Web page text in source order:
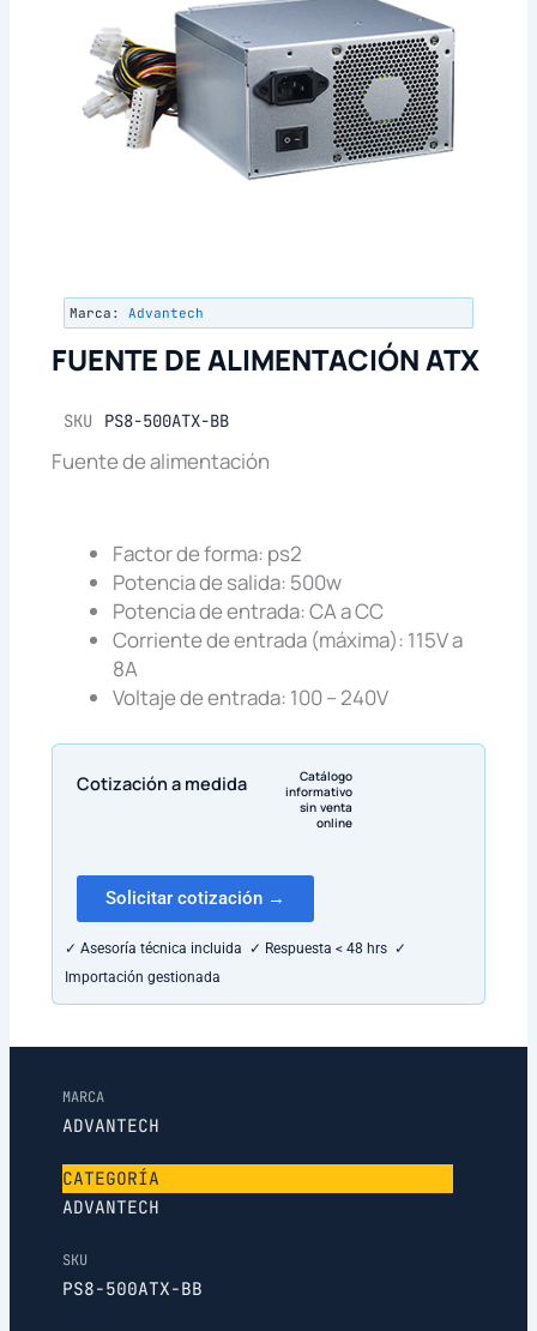
Marca: Advantech
FUENTE DE ALIMENTACIÓN ATX
SKU PS8-500ATX-BB
Fuente de alimentación
Factor de forma: ps2
Potencia de salida: 500w
Potencia de entrada: CA a CC
Corriente de entrada (máxima): 115V a
8A
Voltaje de entrada: 100 – 240V
Cotización a medida
Catálogo
informativo
sin venta
online
Solicitar cotización →
✓ Asesoría técnica incluida ✓ Respuesta < 48 hrs ✓
Importación gestionada
MARCA
ADVANTECH
CATEGORÍA
ADVANTECH
SKU
PS8-500ATX-BB